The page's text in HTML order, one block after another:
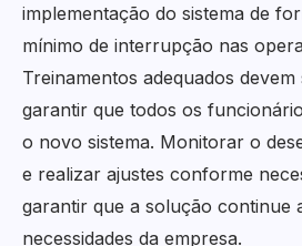
implementação do sistema de
mínimo de interrupção nas
Treinamentos adequados
garantir que todos os
o novo sistema. Monitorar o
e realizar ajustes conforme
garantir que a solução continue
necessidades da empresa.